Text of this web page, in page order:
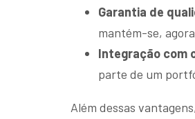
Garantia de
mantém-se,
Integração com
parte de um
Além dessas